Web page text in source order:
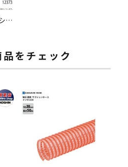
バルクブラシ 配管ブラシ共用 替柄 替柄長 150cm 12373 汚れ 落とす 畜産用品 酪農用品
をチェック